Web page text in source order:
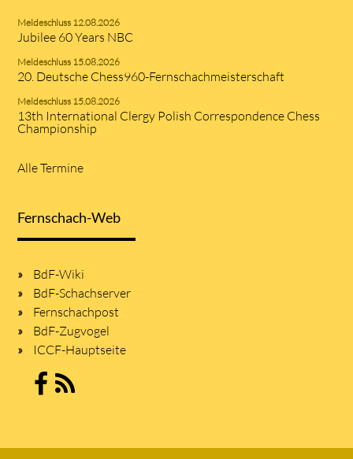
Meldeschluss 12.08.2026
Jubilee 60 Years NBC
Meldeschluss 15.08.2026
20. Deutsche Chess960-Fernschachmeisterschaft
Meldeschluss 15.08.2026
13th International Clergy Polish Correspondence Chess
Championship
Alle Termine
Fernschach-Web
BdF-Wiki
BdF-Schachserver
Fernschachpost
BdF-Zugvogel
ICCF-Hauptseite